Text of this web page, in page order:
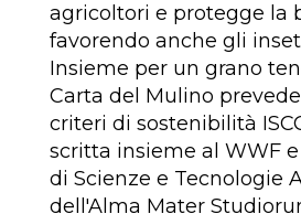
agricoltori e protegge la
favorendo anche gli
Insieme per un grano
Carta del Mulino
criteri di sostenibilità
scritta insieme al WWF
di Scienze e Tecnologie
dell'Alma Mater